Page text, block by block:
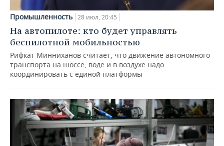
Промышленность 28 июл, 20:45
На автопилоте: кто будет управлять
беспилотной мобильностью
Рифкат Минниханов считает, что движение автономного
транспорта на шоссе, воде и в воздухе надо
координировать с единой платформы